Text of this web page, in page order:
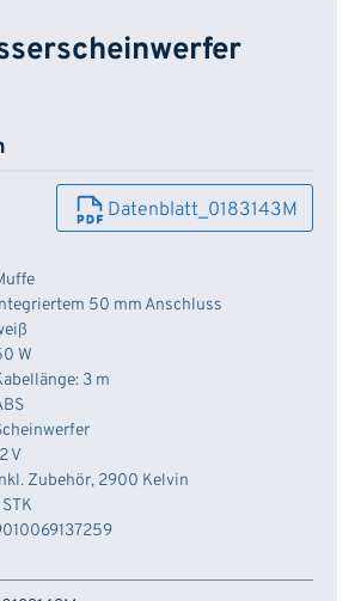
Datenblatt_0183143M
50 mm Anschluss
W
3 m
V
Zubehör, 2900 Kelvin
STK
Lager